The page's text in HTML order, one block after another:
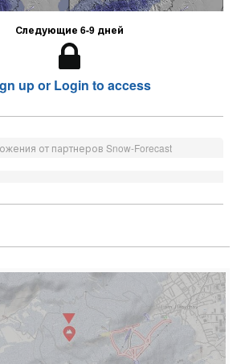
Следующие 6-9 дней
up or Login to access
от партнеров Snow-Forecast